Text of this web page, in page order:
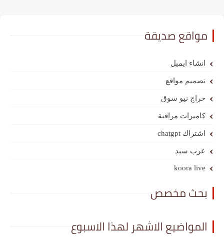
مواقع صديقة
انشاء ايميل
تصميم مواقع
حراج نيو سوق
كاميرات مراقبة
اشتراك chatgpt
عرب سيد
koora live
بحث مخصص
المواضيع الاشهر لهذا الاسبوع